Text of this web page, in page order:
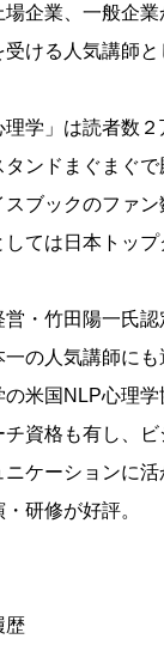
企業、一般企
ける人気講師と
理学」は読者数
ンドまぐまぐ
スブックのファ
ては日本トップ
営・竹田陽一氏
の人気講師に
の米国NLP心理
チ資格も有し、
ニケーションに
研修が好評。
歴